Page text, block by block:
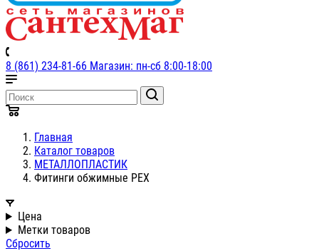
8 (861) 234-81-66 Магазин: пн-сб 8:00-18:00
Главная
Каталог товаров
МЕТАЛЛОПЛАСТИК
Фитинги обжимные PEX
Цена
Метки товаров
Сбросить